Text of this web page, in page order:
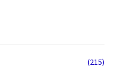
(215)